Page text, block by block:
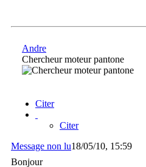
Andre
Chercheur moteur pantone
Citer
Citer
Message non lu18/05/10, 15:59
Bonjour